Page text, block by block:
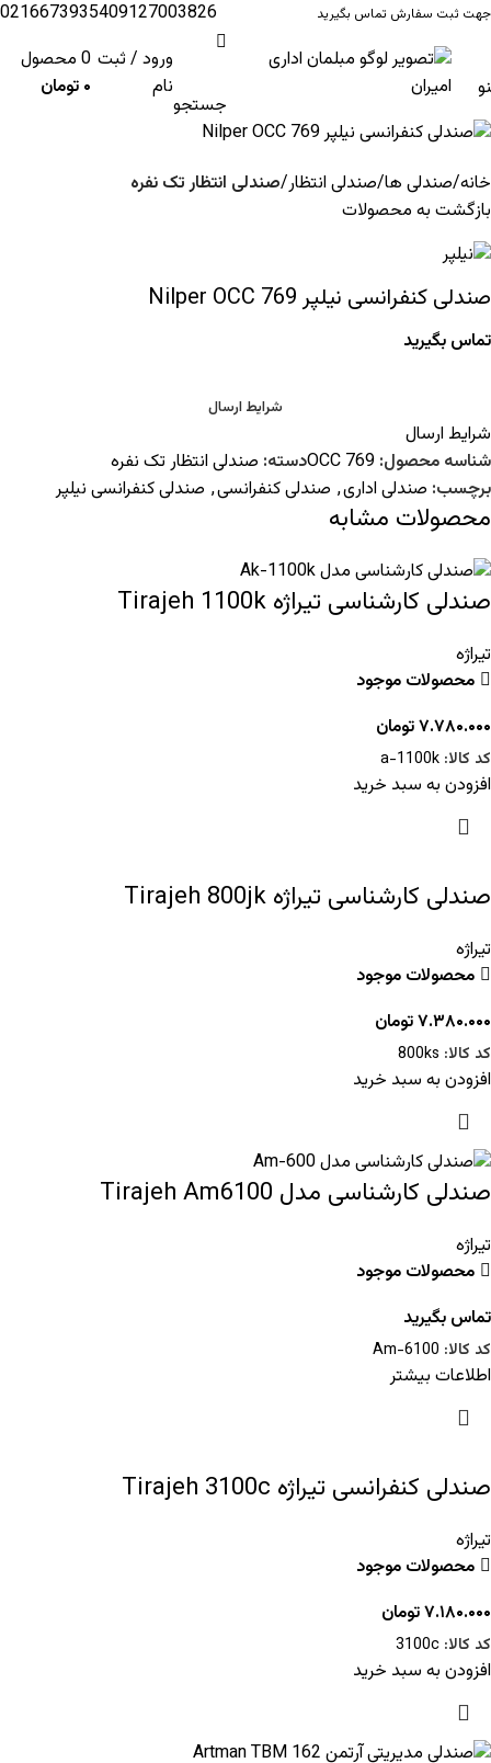
جهت ثبت سفارش تماس بگیرید 09127003826
02166739354
جستجو
ورود / ثبت
نام
0 محصول
۰ تومان
خانه صندلی ها صندلی انتظار صندلی انتظار تک نفره
بازگشت به محصولات
صندلی کنفرانسی نیلپر Nilper OCC 769
تماس بگیرید
شرایط ارسال
شرایط ارسال
شناسه محصول: OCC 769دسته: صندلی انتظار تک نفره
برچسب: صندلی اداری, صندلی کنفرانسی, صندلی کنفرانسی نیلپر
محصولات مشابه
صندلی کارشناسی تیراژه Tirajeh 1100k
تیراژه
محصولات موجود
۷.۷۸۰.۰۰۰تومان
کد کالا: a-1100k
افزودن به سبد خرید
صندلی کارشناسی تیراژه Tirajeh 800jk
تیراژه
محصولات موجود
۷.۳۸۰.۰۰۰تومان
کد کالا: 800ks
افزودن به سبد خرید
صندلی کارشناسی مدل Tirajeh Am6100
تیراژه
محصولات موجود
تماس بگیرید
کد کالا: Am-6100
اطلاعات بیشتر
صندلی کنفرانسی تیراژه Tirajeh 3100c
تیراژه
محصولات موجود
۷.۱۸۰.۰۰۰تومان
کد کالا: 3100c
افزودن به سبد خرید